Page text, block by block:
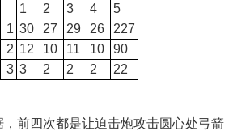
1 2 3 4
5
1 30 27 29 26
227
2 12 10 11 10
90
3 3 2 2 2 22
，前四次都是让迫击炮攻击圆心处弓箭